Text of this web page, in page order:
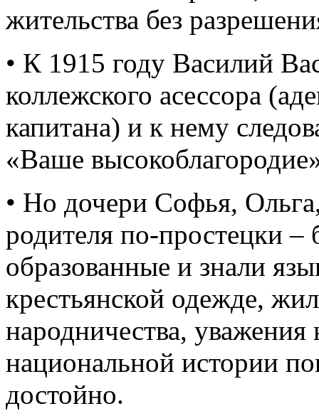
жительства без
• К 1915 году Василий
коллежского асессора
капитана) и к нему
«Ваше
• Но дочери Софья,
родителя по-простецки –
образованные и знали
крестьянской одежде,
народничества,
национальной истории
достойно.